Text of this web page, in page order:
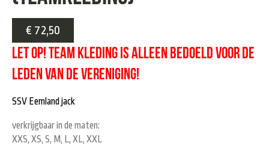
€ 72,50
LET OP! team kleding is alleen bedoeld voor de
leden van de vereniging!
SSV Eemland jack
verkrijgbaar in de maten:
XXS, XS, S, M, L, XL, XXL